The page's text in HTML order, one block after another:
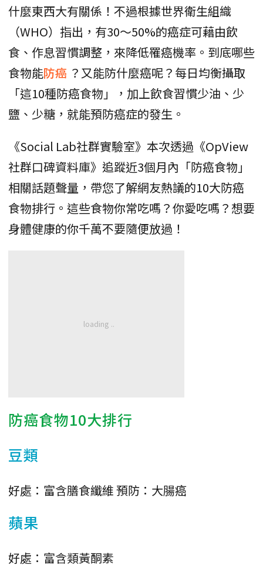
什麼東西大有關係！不過根據世界衛生組織
（WHO）指出，有30～50%的癌症可藉由飲
食、作息習慣調整，來降低罹癌機率。到底哪些
食物能防癌 ？又能防什麼癌呢？每日均衡攝取
「這10種防癌食物」，加上飲食習慣少油、少
鹽、少糖，就能預防癌症的發生。
《Social Lab社群實驗室》本次透過《OpView
社群口碑資料庫》追蹤近3個月內「防癌食物」
相關話題聲量，帶您了解網友熱議的10大防癌
食物排行。這些食物你常吃嗎？你愛吃嗎？想要
身體健康的你千萬不要隨便放過！
防癌食物10大排行
豆類
好處：富含膳食纖維 預防：大腸癌
蘋果
好處：富含類黃酮素